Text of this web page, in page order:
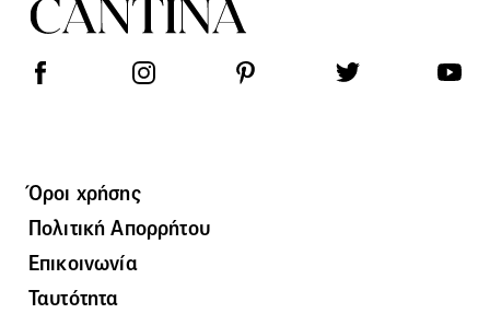
Όροι χρήσης
Πολιτική Απορρήτου
Επικοινωνία
Ταυτότητα